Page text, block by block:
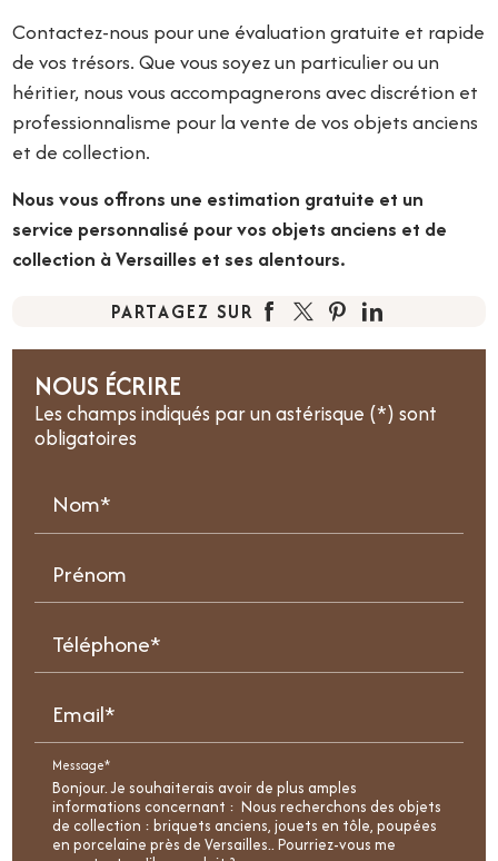
Contactez-nous pour une évaluation gratuite et rapide
de vos trésors. Que vous soyez un particulier ou un
héritier, nous vous accompagnerons avec discrétion et
professionnalisme pour la vente de vos objets anciens
et de collection.
Nous vous offrons une estimation gratuite et un
service personnalisé pour vos objets anciens et de
collection à Versailles et ses alentours.
PARTAGEZ SUR
NOUS ÉCRIRE
Les champs indiqués par un astérisque (*) sont
obligatoires
Nom*
Prénom
Téléphone*
Email*
Message*